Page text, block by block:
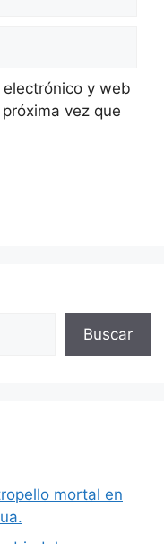
y web
vez que
Buscar
mortal en